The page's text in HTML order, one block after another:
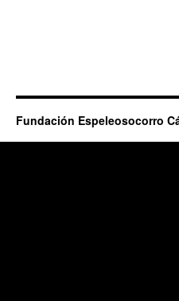
Fundación Espeleosocorro